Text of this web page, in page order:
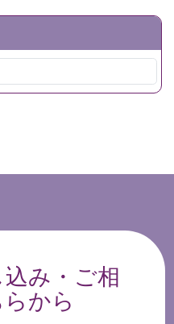
み・ご相
から